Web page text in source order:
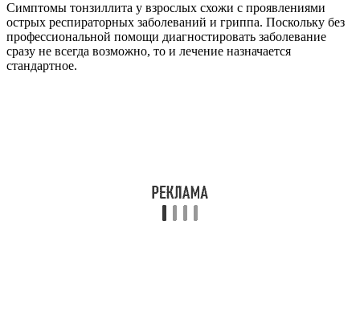
Симптомы тонзиллита у взрослых схожи с проявлениями
острых респираторных заболеваний и гриппа. Поскольку без
профессиональной помощи диагностировать заболевание
сразу не всегда возможно, то и лечение назначается
стандартное.